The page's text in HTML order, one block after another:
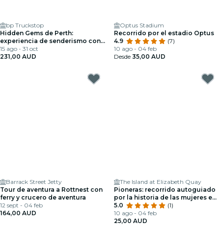
bp Truckstop
Hidden Gems de Perth:
experiencia de senderismo con
almuerzo
15 ago - 31 oct
231,00 AUD
Optus Stadium
Recorrido por el estadio Optus
4.9
(7)
10 ago - 04 feb
Desde 35,00 AUD
Barrack Street Jetty
Tour de aventura a Rottnest con
ferry y crucero de aventura
12 sept - 04 feb
164,00 AUD
The Island at Elizabeth Quay
Pioneras: recorrido autoguiado
por la historia de las mujeres en
Perth
5.0
(1)
10 ago - 04 feb
25,00 AUD